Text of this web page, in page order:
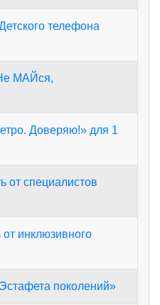
телефона
МАЙся,
Доверяю!» для 1
от специалистов
инклюзивного
поколений»